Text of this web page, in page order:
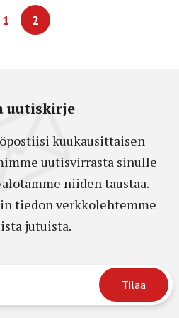
1 2
uutiskirje
kuukausittaisen
uutisvirrasta sinulle
niiden taustaa.
tiedon verkkolehtemme
jutuista.